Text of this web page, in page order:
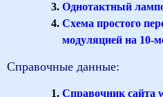
Однотактный
Схема простого
модуляцией на 10-
Справочные данные:
Справочник сайта